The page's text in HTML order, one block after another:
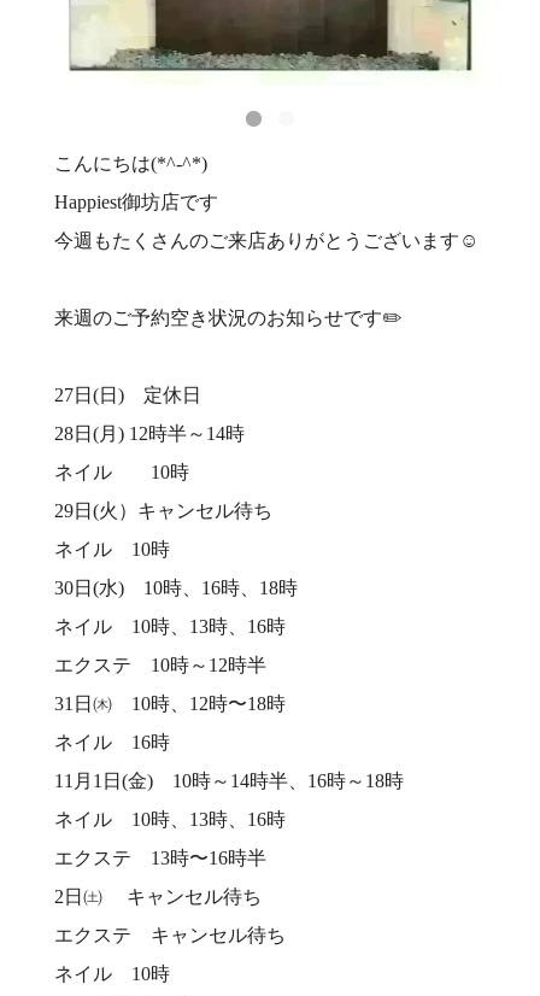
こんにちは(*^-^*)
Happiest御坊店です
今週もたくさんのご来店ありがとうございます☺️
来週のご予約空き状況のお知らせです✏️
27日(日) 定休日
28日(月) 12時半～14時
ネイル 10時
29日(火）キャンセル待ち
ネイル 10時
30日(水) 10時、16時、18時
ネイル 10時、13時、16時
エクステ 10時～12時半
31日㈭ 10時、12時〜18時
ネイル 16時
11月1日(金) 10時～14時半、16時～18時
ネイル 10時、13時、16時
エクステ 13時〜16時半
2日㈯ キャンセル待ち
エクステ キャンセル待ち
ネイル 10時